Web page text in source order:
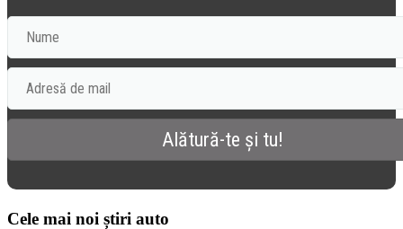
Cele mai noi știri auto